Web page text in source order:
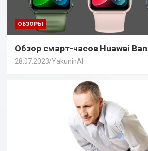
ОБЗОРЫ
Обзор смарт-часов Huawei
28.07.2023 YakuninAI